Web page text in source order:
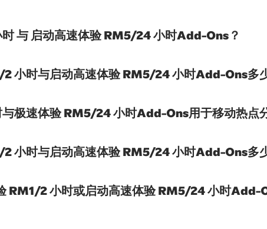
与 启动高速体验 RM5/24 小时Add-Ons？
小时与启动高速体验 RM5/24 小时Add-Ons多
极速体验 RM5/24 小时Add-Ons用于移动热点
小时与启动高速体验 RM5/24 小时Add-Ons多
RM1/2 小时或启动高速体验 RM5/24 小时Add-